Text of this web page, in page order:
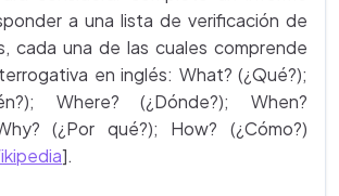
a una lista de verificación de
cada una de las cuales comprende
en inglés: What? (¿Qué?);
Where? (¿Dónde?); When?
(¿Por qué?); How? (¿Cómo?)
].